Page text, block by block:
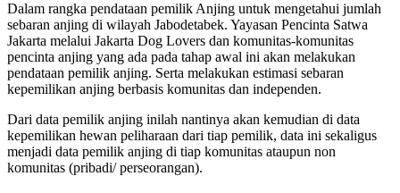
Dalam rangka pendataan pemilik Anjing untuk mengetahui jumlah
sebaran anjing di wilayah Jabodetabek. Yayasan Pencinta Satwa
Jakarta melalui Jakarta Dog Lovers dan komunitas-komunitas
pencinta anjing yang ada pada tahap awal ini akan melakukan
pendataan pemilik anjing. Serta melakukan estimasi sebaran
kepemilikan anjing berbasis komunitas dan independen.
Dari data pemilik anjing inilah nantinya akan kemudian di data
kepemilikan hewan peliharaan dari tiap pemilik, data ini sekaligus
menjadi data pemilik anjing di tiap komunitas ataupun non
komunitas (pribadi/ perseorangan).